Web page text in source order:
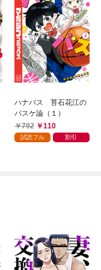
ハナバス 苔石花江の
バスケ論（１）
792
110
試読フル 割引